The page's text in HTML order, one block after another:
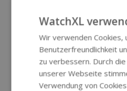
WatchXL
Wir verwenden Cookies,
Benutzerfreundlichkeit
zu verbessern. Durch
unserer Webseite
Verwendung von